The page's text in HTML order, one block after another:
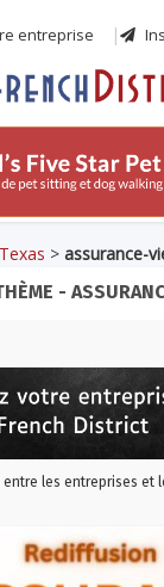
entreprise
Texas >assurance-
-
entre les entreprises et